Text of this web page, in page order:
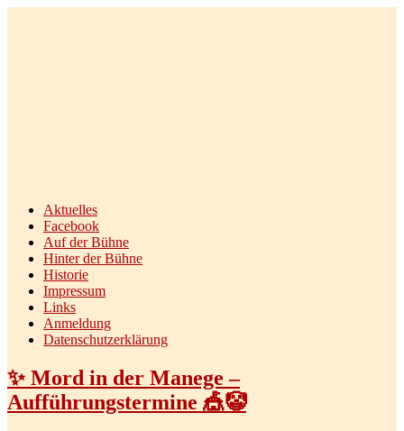
Aktuelles
Facebook
Auf der Bühne
Hinter der Bühne
Historie
Impressum
Links
Anmeldung
Datenschutzerklärung
✨ Mord in der Manege –
Aufführungstermine 🎪🤡